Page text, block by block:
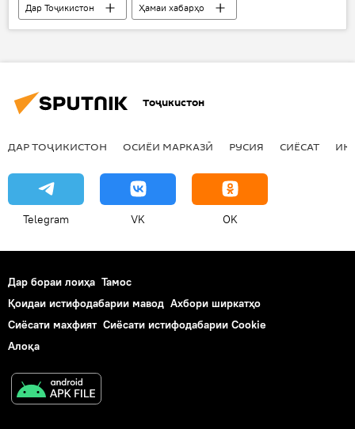
Дар Тоҷикистон
Ҳамаи хабарҳо
раъду барқ
Обу ҳаво
борон
Тоҷикистон
ДАР ТОҶИКИСТОН ОСИЁИ МАРКАЗӢ РУСИЯ СИЁСАТ
Telegram VK OK
Дар бораи лоиҳа Тамос
Қоидаи истифодабарии мавод Ахбори ширкатҳо
Сиёсати махфият Сиёсати истифодабарии Cookie
Алоқа